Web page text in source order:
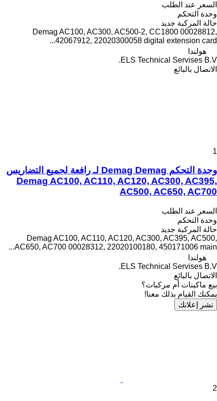
السعر عند الطلب
وحدة التحكم
حالة المركبة جديد
Demag AC100, AC300, AC500-2, CC1800 00028812,
42067912, 22020300058 digital extension card...
هولندا
ELS Technical Servises B.V.
الاتصال بالبائع
1
وحدة التحكم Demag Demag لـ رافعة لجميع التضاريس
Demag AC100, AC110, AC120, AC300, AC395,
AC500, AC650, AC700
السعر عند الطلب
وحدة التحكم
حالة المركبة جديد
Demag AC100, AC110, AC120, AC300, AC395, AC500,
AC650, AC700 00028312, 22020100180, 450171006 main...
هولندا
ELS Technical Servises B.V.
الاتصال بالبائع
بيع ماكينات أم مركبات؟
يمكنك القيام بذلك معنا!
نشر إعلانك
2